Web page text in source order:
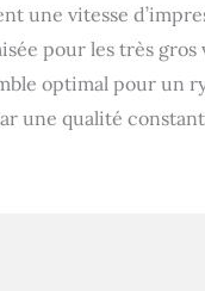
une vitesse
pour les très gros
optimal pour un
une qualité